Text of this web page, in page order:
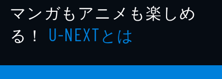
マンガもアニメも楽しめ
る！ U-NEXTとは